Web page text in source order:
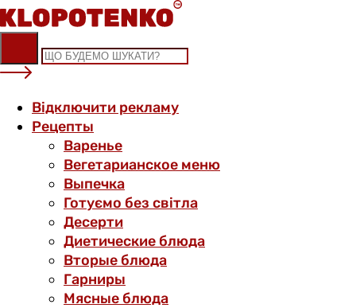
Skip
to
content
Відключити рекламу
Рецепты
Варенье
Вегетарианское меню
Выпечка
Готуємо без світла
Десерти
Диетические блюда
Вторые блюда
Гарниры
Мясные блюда